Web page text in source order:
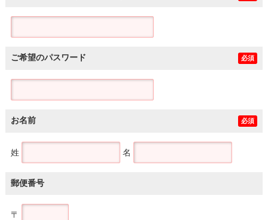
ご希望のパスワード 必須
お名前 必須
姓 名
郵便番号
〒